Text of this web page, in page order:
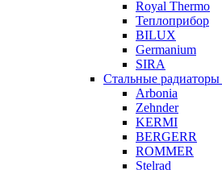
Royal Thermo
Теплоприбор
BILUX
Germanium
SIRA
Стальные радиаторы
Arbonia
Zehnder
KERMI
BERGERR
ROMMER
Stelrad